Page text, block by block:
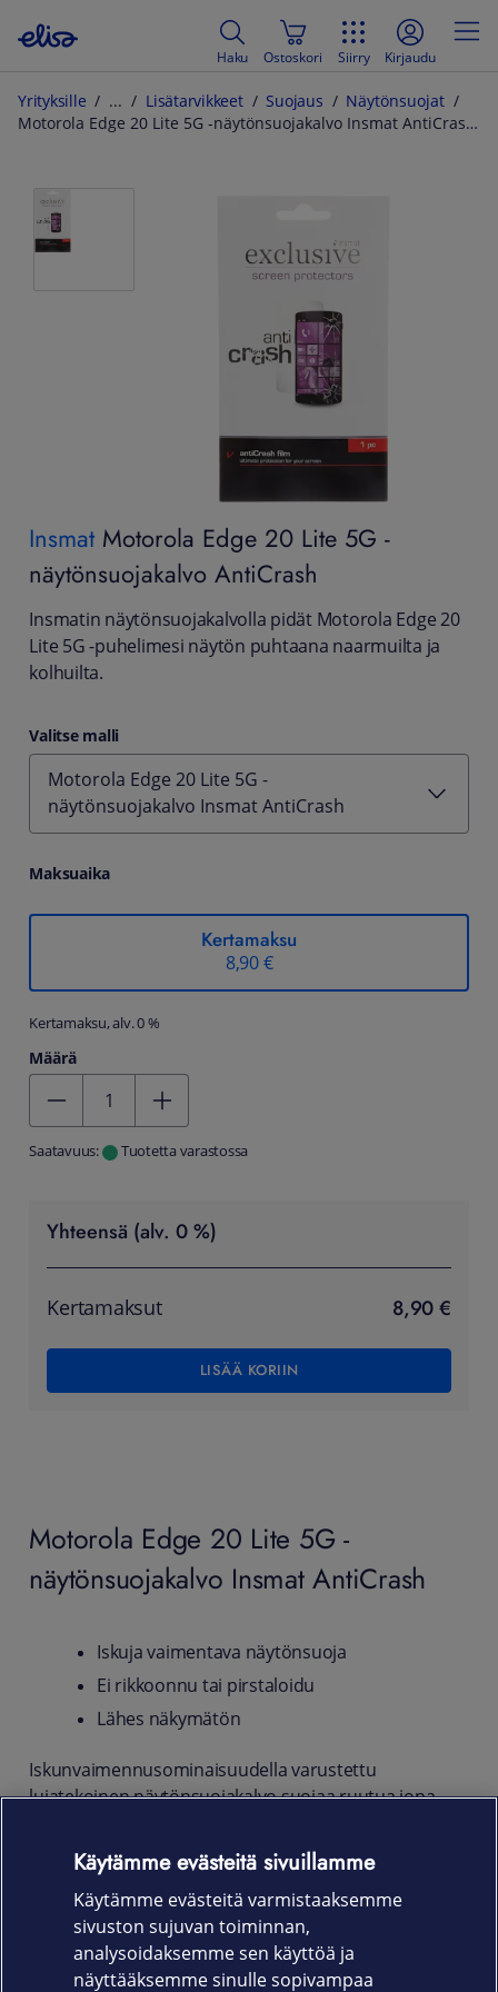
Haku Ostoskori Siirry Kirjaudu
Yrityksille Lisätarvikkeet Suojaus
Näytönsuojat
Motorola Edge 20 Lite 5G -näytönsuojakalvo Insmat AntiCrash
Insmat Motorola Edge 20 Lite 5G -
näytönsuojakalvo AntiCrash
Insmatin näytönsuojakalvolla pidät Motorola Edge 20
Lite 5G -puhelimesi näytön puhtaana naarmuilta ja
kolhuilta.
Valitse malli
Motorola Edge 20 Lite 5G -
näytönsuojakalvo Insmat AntiCrash
Maksuaika
Kertamaksu
8,90 €
Kertamaksu, alv. 0 %
Määrä
Saatavuus: Tuotetta varastossa
Yhteensä (alv. 0 %)
Kertamaksut 8,90 €
LISÄÄ KORIIN
Motorola Edge 20 Lite 5G -
näytönsuojakalvo Insmat AntiCrash
Iskuja vaimentava näytönsuoja
Ei rikkoonnu tai pirstaloidu
Lähes näkymätön
Iskunvaimennusominaisuudella varustettu
lujatekoinen näytönsuojakalvo suojaa ruutua jopa
pirstaleiden syntymisen. Myös lika ja pöly jäävät
kalvon ulkopuolelle. Ohut suojakalvo ei vaikuta
laitteen kosketusominaisuuksiin.
Tuotekoodi
Käytämme evästeitä sivuillamme
Käytämme evästeitä varmistaaksemme
sivuston sujuvan toiminnan,
analysoidaksemme sen käyttöä ja
näyttääksemme sinulle sopivampaa